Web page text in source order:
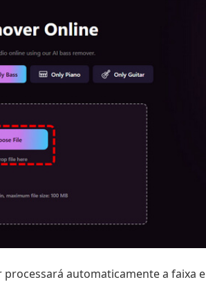
automaticamente a faixa e